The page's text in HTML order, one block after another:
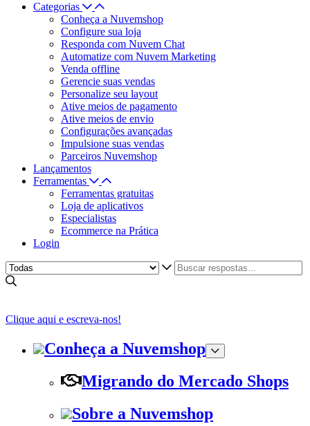
Categorias
Conheça a Nuvemshop
Configure sua loja
Responda com Nuvem Chat
Automatize com Nuvem Marketing
Venda offline
Gerencie suas vendas
Personalize seu layout
Ative meios de pagamento
Ative meios de envio
Configurações avançadas
Impulsione suas vendas
Parceiros Nuvemshop
Lançamentos
Ferramentas
Ferramentas gratuitas
Loja de aplicativos
Especialistas
Ecommerce na Prática
Login
Clique aqui e escreva-nos!
Conheça a Nuvemshop
Migrando do Mercado Shops
Sobre a Nuvemshop